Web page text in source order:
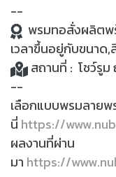
--
พรมทอสั่งผลิตพร้
เวลาขึ้นอยู่กับขนาด,
สถานที่ : โชว์รูม
--
เลือกแบบพรมลายพ
นี่ https://
ผลงานที่ผ่าน
มา https://